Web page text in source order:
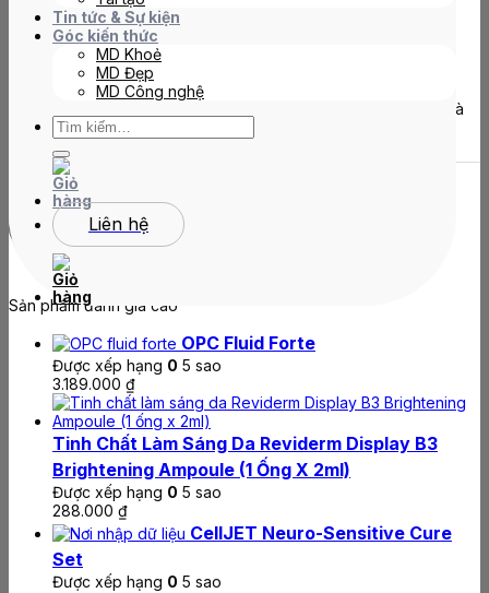
Tin tức & Sự kiện
Góc kiến thức
MD Khoẻ
MD Đẹp
MD Công nghệ
kiếm:
Liên hệ
(đánh giá)0đã bán
2.680.000₫
pH Manager Forte là tinh chất điều chỉnh pH giúp tái cấu trúc và
làm sạch da.
manager
forte số
lượng
Thêm vào giỏ hàng
Sản phẩm đánh giá cao
OPC Fluid Forte
Được xếp hạng 0 5 sao
3.189.000 ₫
Tinh Chất Làm Sáng Da Reviderm Display B3
Brightening Ampoule (1 Ống X 2ml)
Được xếp hạng 0 5 sao
288.000 ₫
CellJET Neuro-Sensitive Cure
Set
Được xếp hạng 0 5 sao